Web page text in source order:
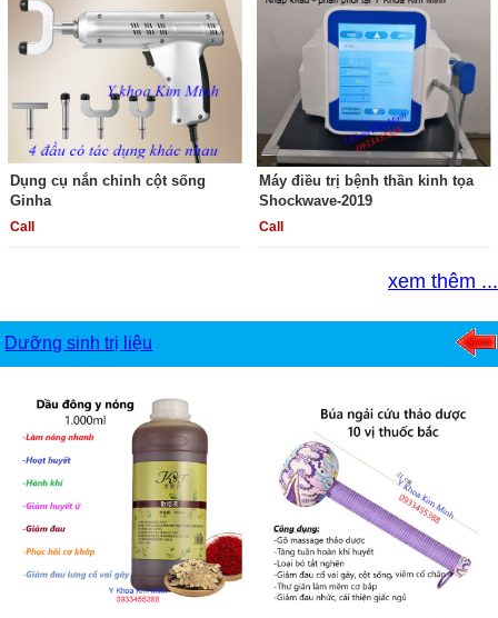
Dụng cụ nắn chỉnh cột sống
Ginha
Call
Máy điều trị bệnh thần kinh tọa
Shockwave-2019
Call
xem thêm ...
Dưỡng sinh trị liệu